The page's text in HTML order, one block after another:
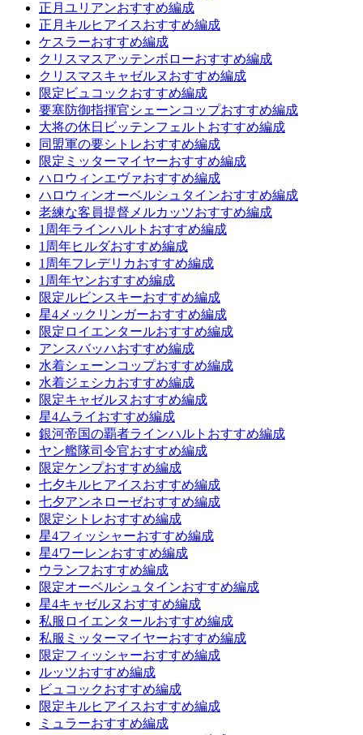
正月ユリアンおすすめ編成
正月キルヒアイスおすすめ編成
ケスラーおすすめ編成
クリスマスアッテンボローおすすめ編成
クリスマスキャゼルヌおすすめ編成
限定ビュコックおすすめ編成
要塞防御指揮官シェーンコップおすすめ編成
大将の休日ビッテンフェルトおすすめ編成
同盟軍の要シトレおすすめ編成
限定ミッターマイヤーおすすめ編成
ハロウィンエヴァおすすめ編成
ハロウィンオーベルシュタインおすすめ編成
老練な客員提督メルカッツおすすめ編成
1周年ラインハルトおすすめ編成
1周年ヒルダおすすめ編成
1周年フレデリカおすすめ編成
1周年ヤンおすすめ編成
限定ルビンスキーおすすめ編成
星4メックリンガーおすすめ編成
限定ロイエンタールおすすめ編成
アンスバッハおすすめ編成
水着シェーンコップおすすめ編成
水着ジェシカおすすめ編成
限定キャゼルヌおすすめ編成
星4ムライおすすめ編成
銀河帝国の覇者ラインハルトおすすめ編成
ヤン艦隊司令官おすすめ編成
限定ケンプおすすめ編成
七夕キルヒアイスおすすめ編成
七夕アンネローゼおすすめ編成
限定シトレおすすめ編成
星4フィッシャーおすすめ編成
星4ワーレンおすすめ編成
ウランフおすすめ編成
限定オーベルシュタインおすすめ編成
星4キャゼルヌおすすめ編成
私服ロイエンタールおすすめ編成
私服ミッターマイヤーおすすめ編成
限定フィッシャーおすすめ編成
ルッツおすすめ編成
ビュコックおすすめ編成
限定キルヒアイスおすすめ編成
ミュラーおすすめ編成